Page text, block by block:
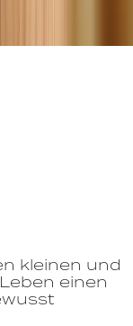
kleinen und
einen